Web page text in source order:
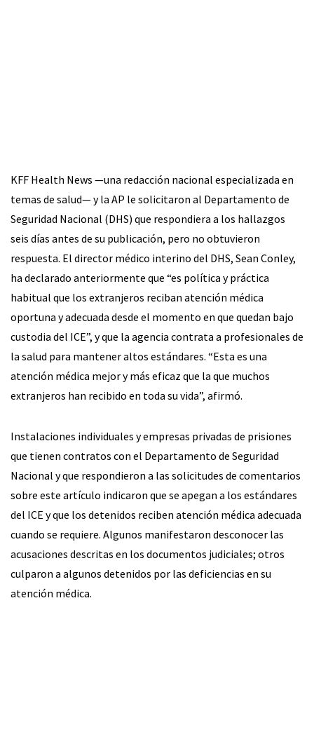
KFF Health News —una redacción nacional especializada en
temas de salud— y la AP le solicitaron al Departamento de
Seguridad Nacional (DHS) que respondiera a los hallazgos
seis días antes de su publicación, pero no obtuvieron
respuesta. El director médico interino del DHS, Sean Conley,
ha declarado anteriormente que “es política y práctica
habitual que los extranjeros reciban atención médica
oportuna y adecuada desde el momento en que quedan bajo
custodia del ICE”, y que la agencia contrata a profesionales de
la salud para mantener altos estándares. “Esta es una
atención médica mejor y más eficaz que la que muchos
extranjeros han recibido en toda su vida”, afirmó.
Instalaciones individuales y empresas privadas de prisiones
que tienen contratos con el Departamento de Seguridad
Nacional y que respondieron a las solicitudes de comentarios
sobre este artículo indicaron que se apegan a los estándares
del ICE y que los detenidos reciben atención médica adecuada
cuando se requiere. Algunos manifestaron desconocer las
acusaciones descritas en los documentos judiciales; otros
culparon a algunos detenidos por las deficiencias en su
atención médica.